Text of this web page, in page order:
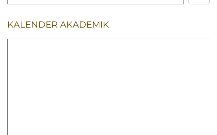
KALENDER AKADEMIK